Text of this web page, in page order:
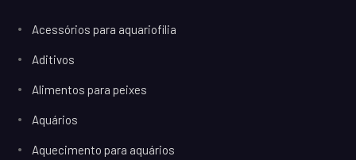
Acessórios para aquariofilia
Aditivos
Alimentos para peixes
Aquários
Aquecimento para aquários